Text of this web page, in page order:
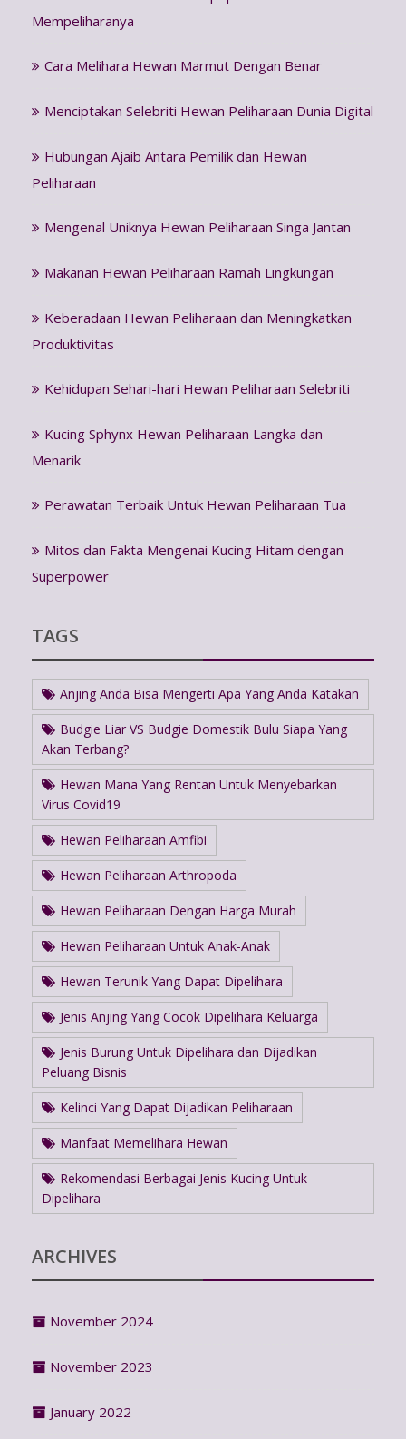
Mempeliharanya
Cara Melihara Hewan Marmut Dengan Benar
Menciptakan Selebriti Hewan Peliharaan Dunia Digital
Hubungan Ajaib Antara Pemilik dan Hewan
Peliharaan
Mengenal Uniknya Hewan Peliharaan Singa Jantan
Makanan Hewan Peliharaan Ramah Lingkungan
Keberadaan Hewan Peliharaan dan Meningkatkan
Produktivitas
Kehidupan Sehari-hari Hewan Peliharaan Selebriti
Kucing Sphynx Hewan Peliharaan Langka dan
Menarik
Perawatan Terbaik Untuk Hewan Peliharaan Tua
Mitos dan Fakta Mengenai Kucing Hitam dengan
Superpower
TAGS
Anjing Anda Bisa Mengerti Apa Yang Anda Katakan
Budgie Liar VS Budgie Domestik Bulu Siapa Yang
Akan Terbang?
Hewan Mana Yang Rentan Untuk Menyebarkan
Virus Covid19
Hewan Peliharaan Amfibi
Hewan Peliharaan Arthropoda
Hewan Peliharaan Dengan Harga Murah
Hewan Peliharaan Untuk Anak-Anak
Hewan Terunik Yang Dapat Dipelihara
Jenis Anjing Yang Cocok Dipelihara Keluarga
Jenis Burung Untuk Dipelihara dan Dijadikan
Peluang Bisnis
Kelinci Yang Dapat Dijadikan Peliharaan
Manfaat Memelihara Hewan
Rekomendasi Berbagai Jenis Kucing Untuk
Dipelihara
ARCHIVES
November 2024
November 2023
January 2022